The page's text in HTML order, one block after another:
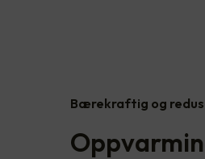
Bærekraftig og